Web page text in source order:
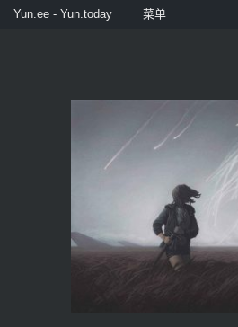
Yun.ee - Yun.today 菜单